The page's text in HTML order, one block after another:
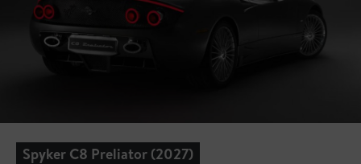
Spyker C8 Preliator (2027)